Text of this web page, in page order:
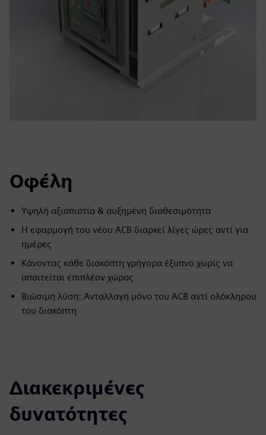
Οφέλη
Υψηλή αξιοπιστία & αυξημένη διαθεσιμότητα
Η εφαρμογή του νέου ACB διαρκεί λίγες ώρες αντί για
ημέρες
Κάνοντας κάθε διακόπτη γρήγορα έξυπνο χωρίς να
απαιτείται επιπλέον χώρος
Βιώσιμη λύση: Ανταλλαγή μόνο του ACB αντί ολόκληρου
του διακόπτη
Διακεκριμένες
δυνατότητες